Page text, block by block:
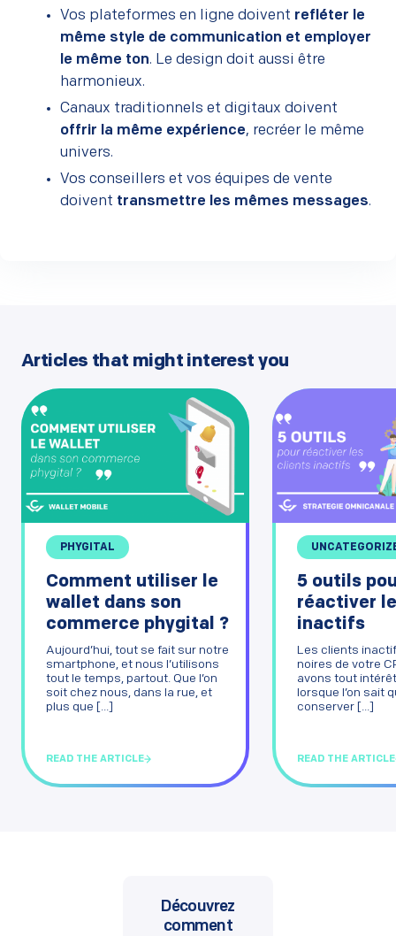
Vos plateformes en ligne doivent refléter le
même style de communication et employer
le même ton. Le design doit aussi être
harmonieux.
Canaux traditionnels et digitaux doivent
offrir la même expérience, recréer le même
univers.
Vos conseillers et vos équipes de vente
doivent transmettre les mêmes messages.
Articles that might interest you
PHYGITAL
Comment utiliser le
wallet dans son
commerce phygital ?
Aujourd’hui, tout se fait sur notre
smartphone, et nous l’utilisons
tout le temps, partout. Que l’on
soit chez nous, dans la rue, et
plus que [...]
READ THE ARTICLE
5 outils
réactiver
inactifs
Les clients
noires de votre
avons tout
lorsque l’on sait
conserver [...]
READ THE ARTICLE
Découvrez
comment